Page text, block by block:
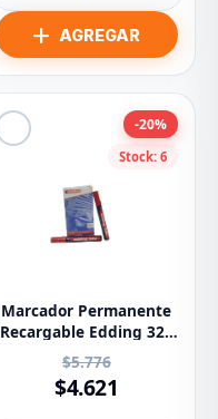
Stock: 6
-20%
Marcador Permanente
Recargable Edding 320
Rojo
$5.776
$4.621